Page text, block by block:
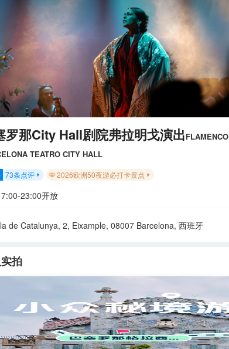
罗那City Hall剧院弗拉明戈演出FLAMENCO
TEATRO CITY HALL
73条点评  2026欧洲50夜游必打卡景点 
23:00开放
de Catalunya, 2, Eixample, 08007 Barcelona, 西班牙
拍